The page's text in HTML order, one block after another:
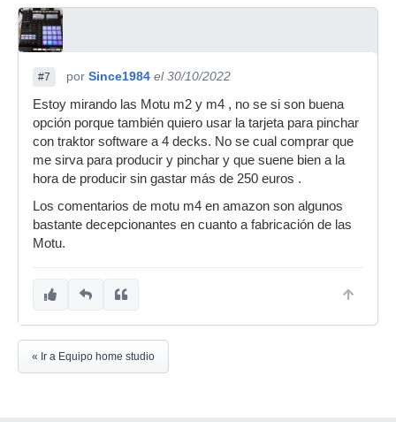
#7 por Since1984 el 30/10/2022
Estoy mirando las Motu m2 y m4 , no se si son buena
opción porque también quiero usar la tarjeta para pinchar
con traktor software a 4 decks. No se cual comprar que
me sirva para producir y pinchar y que suene bien a la
hora de producir sin gastar más de 250 euros .
Los comentarios de motu m4 en amazon son algunos
bastante decepcionantes en cuanto a fabricación de las
Motu.
« Ir a Equipo home studio